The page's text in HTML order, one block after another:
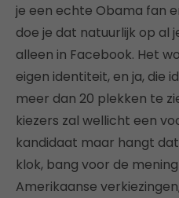
je een echte Obama fan
doe je dat natuurlijk op al
alleen in Facebook. Het
eigen identiteit, en ja, die
meer dan 20 plekken te
kiezers zal wellicht een
kandidaat maar hangt
klok, bang voor de
Amerikaanse